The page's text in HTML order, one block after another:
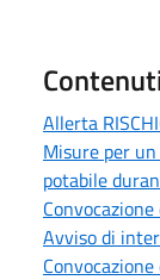
Allerta
Misure per
potabile
Avviso di